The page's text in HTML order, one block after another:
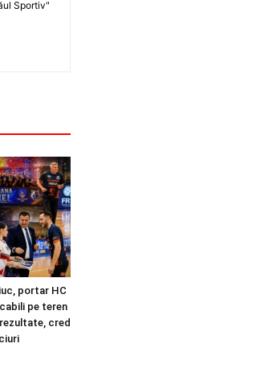
Sportiv"
portar HC
pe teren
cred